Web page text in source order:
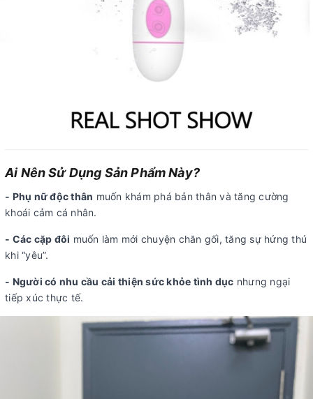
Ai Nên Sử Dụng Sản Phẩm Này?
- Phụ nữ độc thân muốn khám phá bản thân và tăng cường
khoái cảm cá nhân.
- Các cặp đôi muốn làm mới chuyện chăn gối, tăng sự hứng thú
khi “yêu”.
- Người có nhu cầu cải thiện sức khỏe tình dục nhưng ngại
tiếp xúc thực tế.